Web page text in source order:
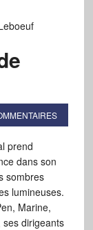
prend
dans son
sombres
lumineuses.
Marine,
ses dirigeants